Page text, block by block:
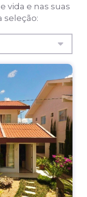
vida e nas suas
seleção: